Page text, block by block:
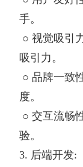
手。
○ 视觉吸引
吸引力。
○ 品牌一致
度。
○ 交互流畅
验。
3. 后端开发: